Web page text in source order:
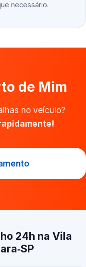
necessário.
de Mim
no veículo?
24h na Vila